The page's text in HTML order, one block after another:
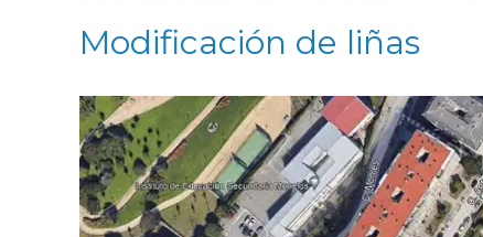
Modificación de liñas